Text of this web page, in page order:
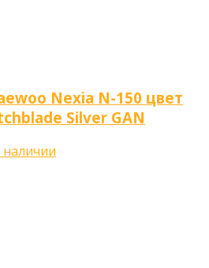
Nexia N-150 цвет
Silver GAN